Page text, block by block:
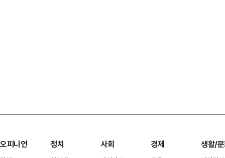
오피니언 정치 사회 경제 생활/